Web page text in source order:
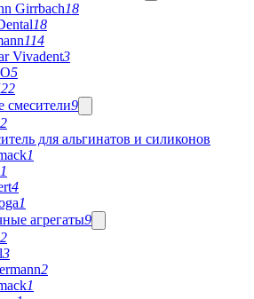
Girrbach18
18
114
Vivadent3
5
22
смесители9
2
для альгинатов и силиконов
1
1
4
1
агрегаты9
2
3
2
1